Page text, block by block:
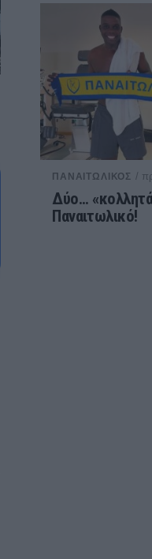
ΠΑΝΑΙΤΩΛΙΚΟΣ /
Δύο…
Παναιτωλικό!